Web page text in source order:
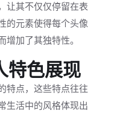
让其不仅仅停留在表
的元素使得每个头像
加了其独特性。
特色展现
特点，这些特点往往
生活中的风格体现出